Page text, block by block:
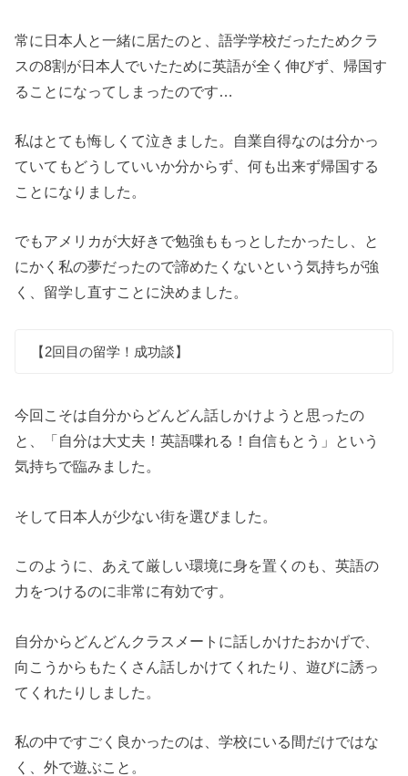
常に日本人と一緒に居たのと、語学学校だったためクラ
スの8割が日本人でいたために英語が全く伸びず、帰国す
ることになってしまったのです…
私はとても悔しくて泣きました。自業自得なのは分かっ
ていてもどうしていいか分からず、何も出来ず帰国する
ことになりました。
でもアメリカが大好きで勉強ももっとしたかったし、と
にかく私の夢だったので諦めたくないという気持ちが強
く、留学し直すことに決めました。
【2回目の留学！成功談】
今回こそは自分からどんどん話しかけようと思ったの
と、「自分は大丈夫！英語喋れる！自信もとう」という
気持ちで臨みました。
そして日本人が少ない街を選びました。
このように、あえて厳しい環境に身を置くのも、英語の
力をつけるのに非常に有効です。
自分からどんどんクラスメートに話しかけたおかげで、
向こうからもたくさん話しかけてくれたり、遊びに誘っ
てくれたりしました。
私の中ですごく良かったのは、学校にいる間だけではな
く、外で遊ぶこと。